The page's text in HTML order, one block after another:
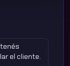
el cliente.